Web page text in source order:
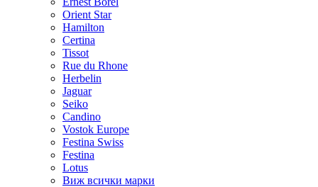
Orient Star
Hamilton
Certina
Tissot
Rue du Rhone
Herbelin
Jaguar
Seiko
Candino
Vostok Europe
Festina Swiss
Festina
Lotus
Виж всички марки